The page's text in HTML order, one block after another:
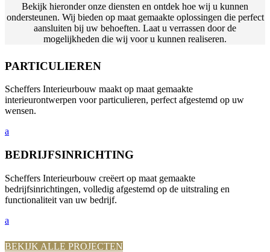
Bekijk hieronder onze diensten en ontdek hoe wij u kunnen
ondersteunen. Wij bieden op maat gemaakte oplossingen die perfect
aansluiten bij uw behoeften. Laat u verrassen door de
mogelijkheden die wij voor u kunnen realiseren.
PARTICULIEREN
Scheffers Interieurbouw maakt op maat gemaakte
interieurontwerpen voor particulieren, perfect afgestemd op uw
wensen.
a
BEDRIJFSINRICHTING
Scheffers Interieurbouw creëert op maat gemaakte
bedrijfsinrichtingen, volledig afgestemd op de uitstraling en
functionaliteit van uw bedrijf.
a
BEKIJK ALLE PROJECTEN